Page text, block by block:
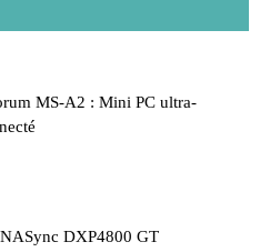
MS-A2 : Mini PC ultra-
DXP4800 GT